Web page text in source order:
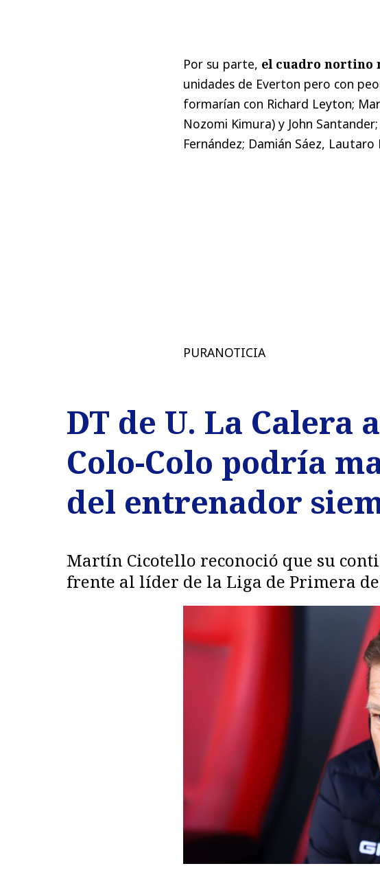
Por su parte, el cuadro nortino
unidades de Everton pero con
formarían con Richard Leyton;
Nozomi Kimura) y John
Fernández; Damián Sáez, Lautaro
PURANOTICIA
DT de U. La
Colo-Colo podría
del entrenador
Martín Cicotello reconoció que su
frente al líder de la Liga de Primera